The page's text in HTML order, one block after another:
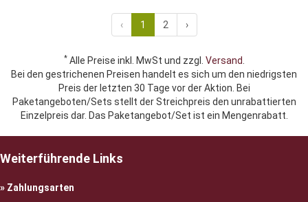
‹ 1 2 ›
*Alle Preise inkl. MwSt und zzgl. Versand.
Bei den gestrichenen Preisen handelt es sich um den niedrigsten
Preis der letzten 30 Tage vor der Aktion. Bei
Paketangeboten/Sets stellt der Streichpreis den unrabattierten
Einzelpreis dar. Das Paketangebot/Set ist ein Mengenrabatt.
Weiterführende Links
Zahlungsarten